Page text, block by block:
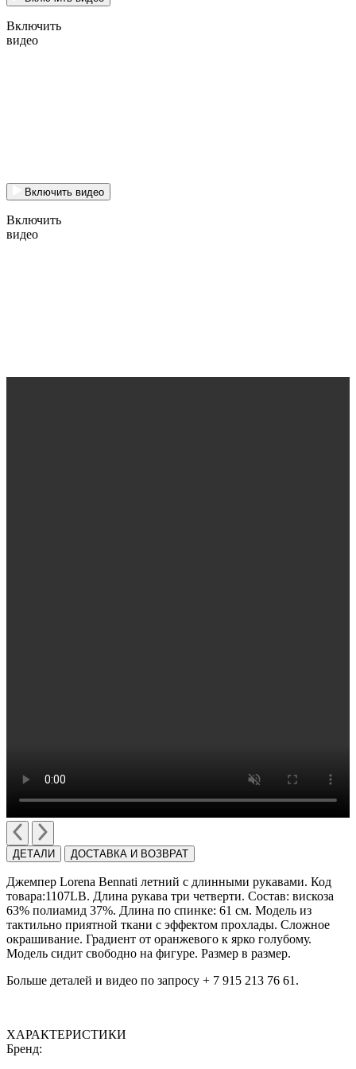
Включить
видео
Включить видео
Включить
видео
ДЕТАЛИ ДОСТАВКА И ВОЗВРАТ
Джемпер Lorena Bennati летний с длинными рукавами. Код
товара:1107LB. Длина рукава три четверти. Состав: вискоза
63% полиамид 37%. Длина по спинке: 61 cм. Модель из
тактильно приятной ткани c эффектом прохлады. Сложное
окрашивание. Градиент от оранжевого к ярко голубому.
Модель сидит свободно на фигуре. Размер в размер.
Больше деталей и видео по запросу + 7 915 213 76 61.
ХАРАКТЕРИСТИКИ
Бренд: